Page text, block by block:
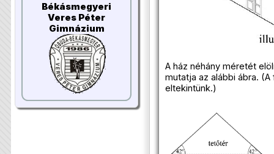
Békásmegyeri
Veres Péter
Gimnázium
A ház néhány méretét
mutatja az alábbi ábra.
eltekintünk.)